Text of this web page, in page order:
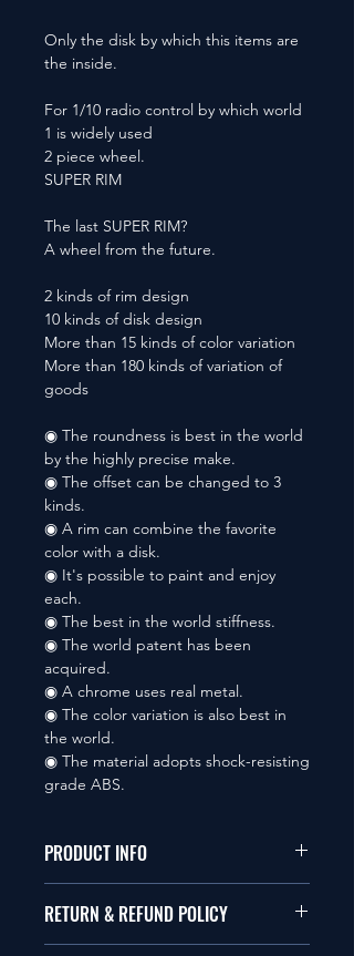
Only the disk by which this items are
the inside.
For 1/10 radio control by which world
1 is widely used
2 piece wheel.
SUPER RIM
The last SUPER RIM?
A wheel from the future.
2 kinds of rim design
10 kinds of disk design
More than 15 kinds of color variation
More than 180 kinds of variation of
goods
◉ The roundness is best in the world
by the highly precise make.
◉ The offset can be changed to 3
kinds.
◉ A rim can combine the favorite
color with a disk.
◉ It's possible to paint and enjoy
each.
◉ The best in the world stiffness.
◉ The world patent has been
acquired.
◉ A chrome uses real metal.
◉ The color variation is also best in
the world.
◉ The material adopts shock-resisting
grade ABS.
PRODUCT INFO
本品は1/10サイズのラジオコント
RETURN & REFUND POLICY